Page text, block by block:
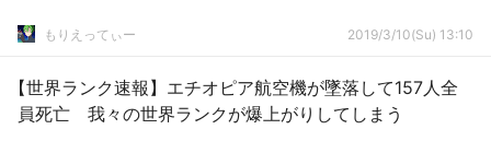
もりえってぃー 2019/3/10(Su) 13:10
【世界ランク速報】エチオピア航空機が墜落して157人全
員死亡 我々の世界ランクが爆上がりしてしまう